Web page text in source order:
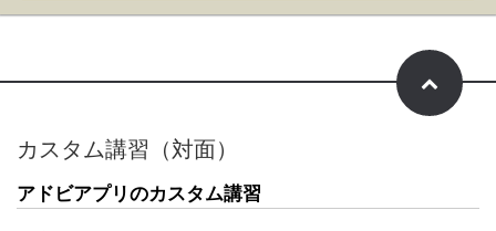
カスタム講習（対面）
アドビアプリのカスタム講習